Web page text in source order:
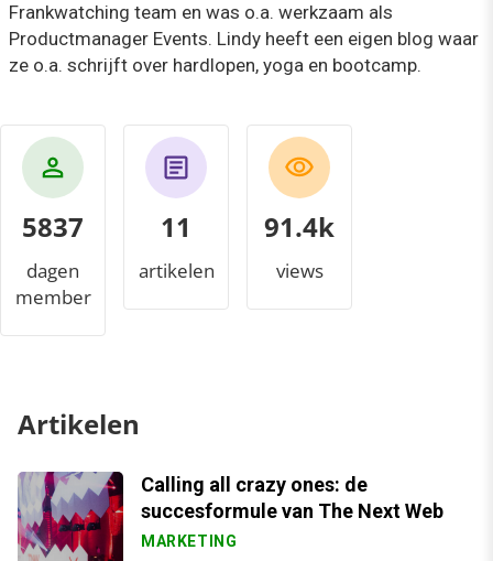
Frankwatching team en was o.a. werkzaam als
Productmanager Events. Lindy heeft een eigen blog waar
ze o.a. schrijft over hardlopen, yoga en bootcamp.
5837
dagen
member
11
artikelen
98.7k
views
Artikelen
Calling all crazy ones: de
succesformule van The Next Web
MARKETING